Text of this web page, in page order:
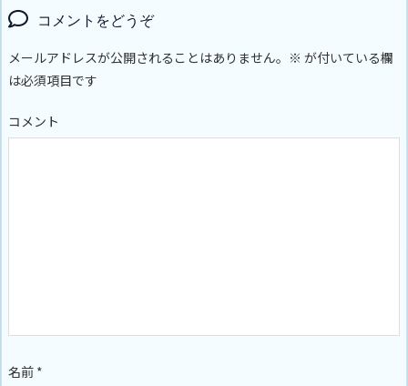
コメントをどうぞ
メールアドレスが公開されることはありません。 ※ が付いている欄
は必須項目です
コメント
名前 *